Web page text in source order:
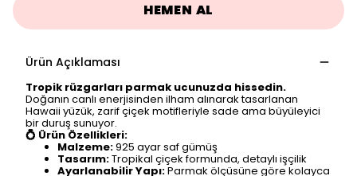
HEMEN AL
Ürün Açıklaması
Tropik rüzgarları parmak ucunuzda hissedin.
Doğanın canlı enerjisinden ilham alınarak tasarlanan
Hawaii yüzük, zarif çiçek motifleriyle sade ama büyüleyici
bir duruş sunuyor.
💍 Ürün Özellikleri:
Malzeme:925 ayar saf gümüş
Tasarım:Tropikal çiçek formunda, detaylı işçilik
Ayarlanabilir Yapı:Parmak ölçüsüne göre kolayca